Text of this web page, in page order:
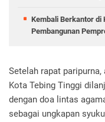
Kembali Berkantor di
Pembangunan
Setelah rapat
Kota Tebing Tinggi
dengan doa lintas
sebagai ungkapan